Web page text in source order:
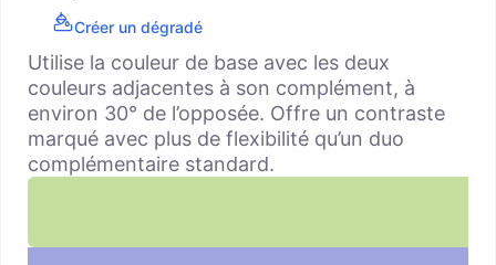
Créer un dégradé
Utilise la couleur de base avec les deux
couleurs adjacentes à son complément, à
environ 30° de l’opposée. Offre un contraste
marqué avec plus de flexibilité qu’un duo
complémentaire standard.